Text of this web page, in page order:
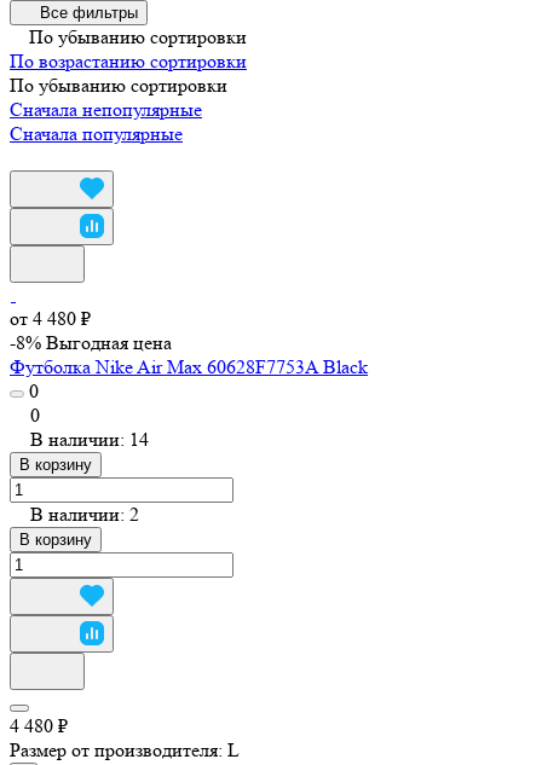
Все фильтры
По убыванию сортировки
По возрастанию сортировки
По убыванию сортировки
Сначала непопулярные
Сначала популярные
от 4 480 ₽
-8% Выгодная цена
Футболка Nike Air Max 60628F7753A Black
0
0
В наличии: 14
В корзину
В наличии: 2
В корзину
4 480 ₽
Размер от производителя: L